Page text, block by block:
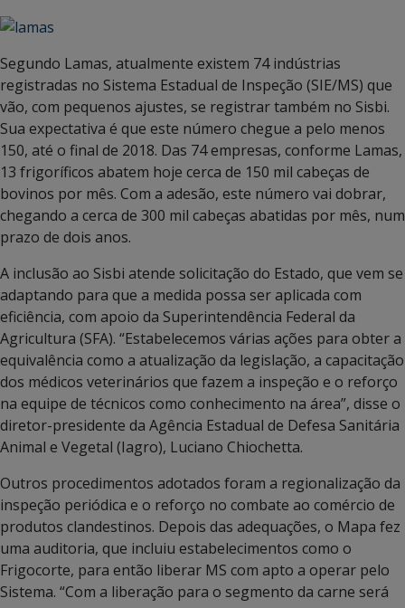
Segundo Lamas, atualmente existem 74 indústrias
registradas no Sistema Estadual de Inspeção (SIE/MS) que
vão, com pequenos ajustes, se registrar também no Sisbi.
Sua expectativa é que este número chegue a pelo menos
150, até o final de 2018. Das 74 empresas, conforme Lamas,
13 frigoríficos abatem hoje cerca de 150 mil cabeças de
bovinos por mês. Com a adesão, este número vai dobrar,
chegando a cerca de 300 mil cabeças abatidas por mês, num
prazo de dois anos.
A inclusão ao Sisbi atende solicitação do Estado, que vem se
adaptando para que a medida possa ser aplicada com
eficiência, com apoio da Superintendência Federal da
Agricultura (SFA). “Estabelecemos várias ações para obter a
equivalência como a atualização da legislação, a capacitação
dos médicos veterinários que fazem a inspeção e o reforço
na equipe de técnicos como conhecimento na área”, disse o
diretor-presidente da Agência Estadual de Defesa Sanitária
Animal e Vegetal (Iagro), Luciano Chiochetta.
Outros procedimentos adotados foram a regionalização da
inspeção periódica e o reforço no combate ao comércio de
produtos clandestinos. Depois das adequações, o Mapa fez
uma auditoria, que incluiu estabelecimentos como o
Frigocorte, para então liberar MS com apto a operar pelo
Sistema. “Com a liberação para o segmento da carne será